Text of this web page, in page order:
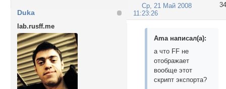
34
Ср, 21 Май 2008
11:23:26
Duka
lab.rusff.me
Ama написал(а):
а что FF не
отображает
вообще этот
скрипт экспорта?